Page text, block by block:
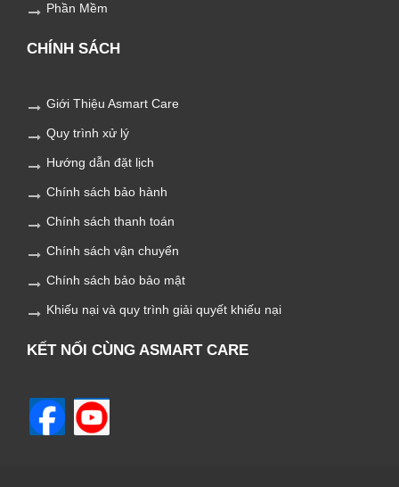
Phần Mềm
CHÍNH SÁCH
Giới Thiệu Asmart Care
Quy trình xử lý
Hướng dẫn đặt lịch
Chính sách bảo hành
Chính sách thanh toán
Chính sách vận chuyển
Chính sách bảo bảo mật
Khiếu nại và quy trình giải quyết khiếu nại
KẾT NỐI CÙNG ASMART CARE